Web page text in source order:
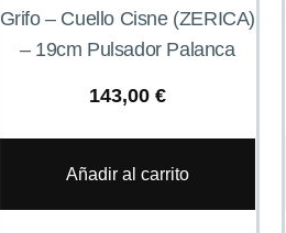
Grifo – Cuello Cisne (ZERICA)
– 19cm Pulsador Palanca
143,00 €
Añadir al carrito